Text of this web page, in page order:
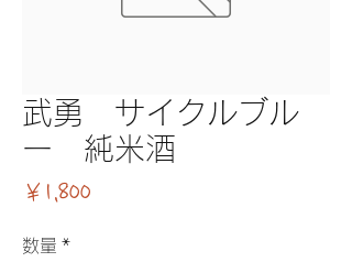
武勇 サイクルブル
ー 純米酒
￥1,800
数量 *